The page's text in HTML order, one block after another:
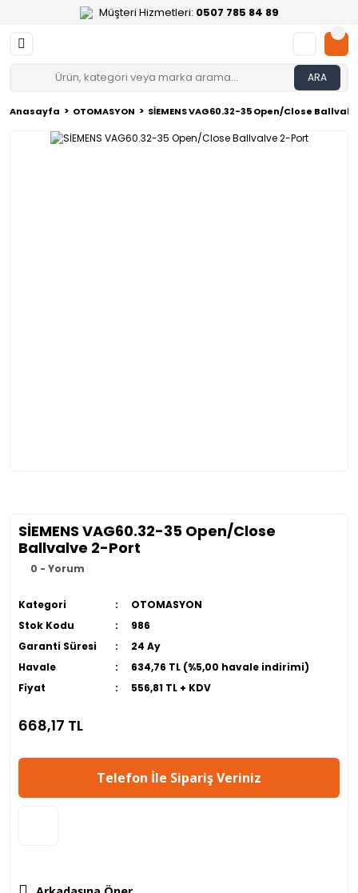
Müşteri Hizmetleri: 0507 785 84 89
ARA
Anasayfa OTOMASYON SİEMENS VAG60.32-35 Open/Close
SİEMENS VAG60.32-35 Open/Close
Ballvalve 2-Port
0 - Yorum
Kategori
OTOMASYON
Stok Kodu
986
Garanti Süresi
24 Ay
Havale
634,76 TL (%5,00 havale indirimi)
Fiyat
556,81 TL + KDV
668,17 TL
Telefon İle Sipariş Veriniz